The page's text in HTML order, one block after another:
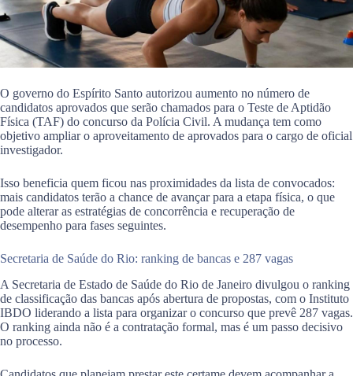
O governo do Espírito Santo autorizou aumento no número de
candidatos aprovados que serão chamados para o Teste de Aptidão
Física (TAF) do concurso da Polícia Civil. A mudança tem como
objetivo ampliar o aproveitamento de aprovados para o cargo de oficial
investigador.
Isso beneficia quem ficou nas proximidades da lista de convocados:
mais candidatos terão a chance de avançar para a etapa física, o que
pode alterar as estratégias de concorrência e recuperação de
desempenho para fases seguintes.
Secretaria de Saúde do Rio: ranking de bancas e 287 vagas
A Secretaria de Estado de Saúde do Rio de Janeiro divulgou o ranking
de classificação das bancas após abertura de propostas, com o Instituto
IBDO liderando a lista para organizar o concurso que prevê 287 vagas.
O ranking ainda não é a contratação formal, mas é um passo decisivo
no processo.